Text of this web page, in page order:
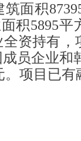
筑面积
积5895
资持有，
员企业
项目已有